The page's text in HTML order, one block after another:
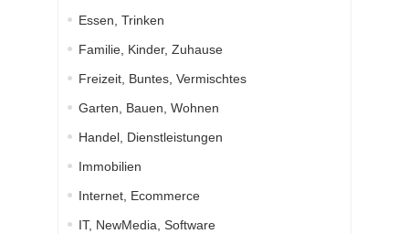
Essen, Trinken
Familie, Kinder, Zuhause
Freizeit, Buntes, Vermischtes
Garten, Bauen, Wohnen
Handel, Dienstleistungen
Immobilien
Internet, Ecommerce
IT, NewMedia, Software